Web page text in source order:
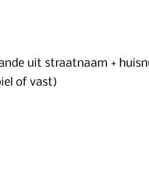
uit straatnaam +
of vast)